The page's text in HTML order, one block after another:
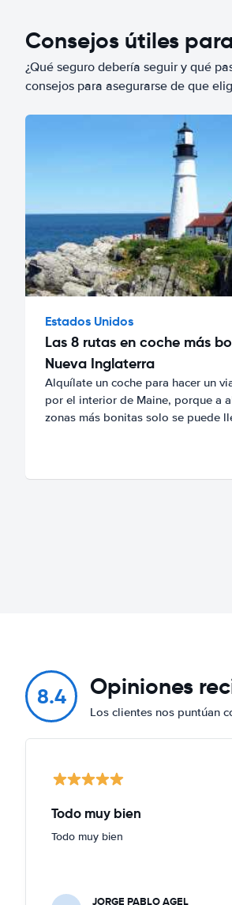
Consejos útiles
¿Qué seguro debería seguir y qué
consejos para asegurarse de que
Estados Unidos
Las 8 rutas en coche más
Nueva Inglaterra
Alquílate un coche para hacer un
por el interior de Maine, porque a
zonas más bonitas solo se puede
8.4 Opiniones
Los clientes nos puntúan
Todo muy bien
Todo muy bien
JORGE PABLO AGEL